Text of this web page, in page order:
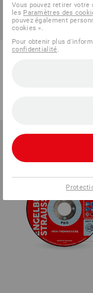
e.s. Mèche à hélice
Vous pouvez retirer
les Paramètres des
pouvez également
cookies ».
Pour obtenir plus
confidentialité